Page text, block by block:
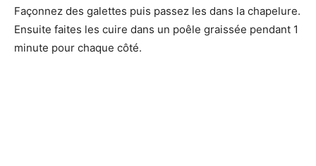
Façonnez des galettes puis passez les dans la chapelure.
Ensuite faites les cuire dans un poêle graissée pendant 1
minute pour chaque côté.